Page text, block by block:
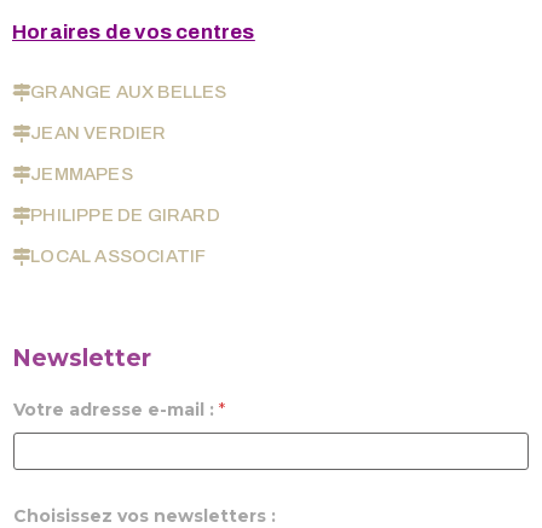
Horaires de vos centres
GRANGE AUX BELLES
JEAN VERDIER
JEMMAPES
PHILIPPE DE GIRARD
LOCAL ASSOCIATIF
Newsletter
Votre adresse e-mail : *
Choisissez vos newsletters :